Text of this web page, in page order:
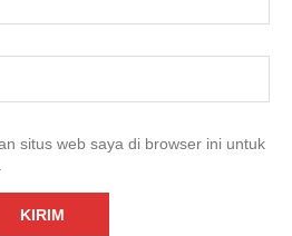
situs web saya di browser ini untuk